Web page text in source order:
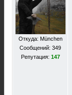
Откуда: München
Сообщений: 349
Репутация: 147